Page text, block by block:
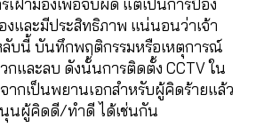
งและมีประสิทธิภาพ แน่นอนว่าเจ้า
บนี้ บันทึกพฤติกรรมหรือเหตุการณ์
กและลบ ดังนั้นการติดตั้ง CCTV ใน
ากเป็นพยานเอกสำหรับผู้คิดร้ายแล้ว
นุนผู้คิดดี/ทำดี ได้เช่นกัน